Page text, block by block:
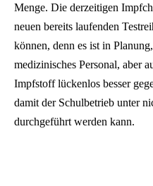
Menge. Die derzeitigen
neuen bereits laufenden
können, denn es ist in
medizinisches Personal, aber
Impfstoff lückenlos besser
damit der Schulbetrieb unter
durchgeführt werden kann.